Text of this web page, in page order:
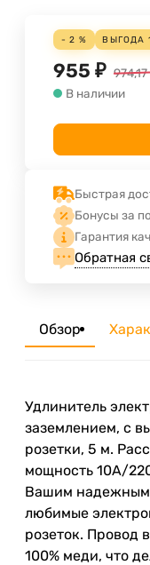
- 2 % ВЫГОДА
955 ₽ 974,17
В наличии
Быстрая
Бонусы за
Гарантия
Обратная
Обзор
Удлинитель
заземлением, с
розетки, 5 м.
мощность 10А/
Вашим
любимые
розеток. Провод
100% меди, что